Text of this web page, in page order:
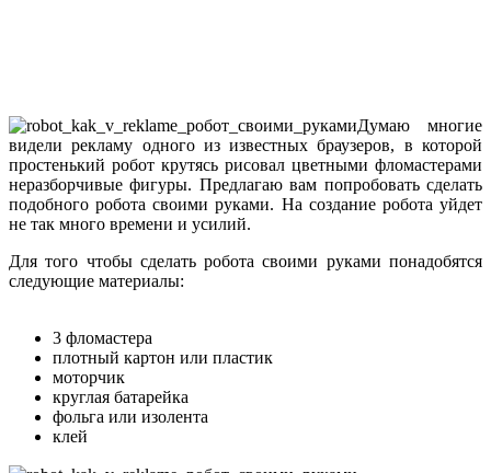
Думаю многие
видели рекламу одного из известных браузеров, в которой
простенький робот крутясь рисовал цветными фломастерами
неразборчивые фигуры. Предлагаю вам попробовать сделать
подобного робота своими руками. На создание робота уйдет
не так много времени и усилий.
Для того чтобы сделать робота своими руками понадобятся
следующие материалы:
3 фломастера
плотный картон или пластик
моторчик
круглая батарейка
фольга или изолента
клей